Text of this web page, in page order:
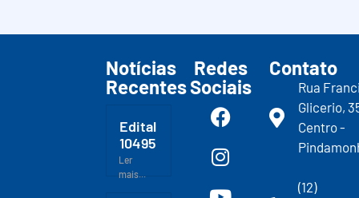
Notícias
Recentes
Edital
10495
Ler
mais...
Redes
Sociais
Contato
Rua
Glicerio,
Centro -
(12)